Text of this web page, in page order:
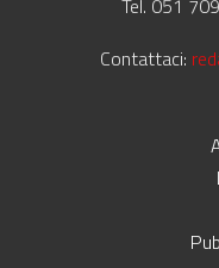
Tel. 051
Contattaci: